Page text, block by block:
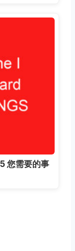
您需要的事